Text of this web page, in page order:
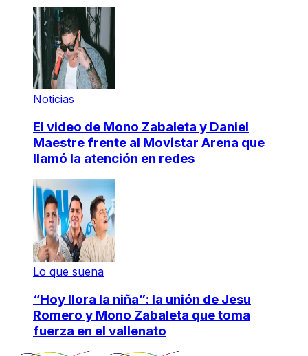
Noticias
El video de Mono Zabaleta y Daniel
Maestre frente al Movistar Arena que
llamó la atención en redes
Lo que suena
“Hoy llora la niña”: la unión de Jesu
Romero y Mono Zabaleta que toma
fuerza en el vallenato